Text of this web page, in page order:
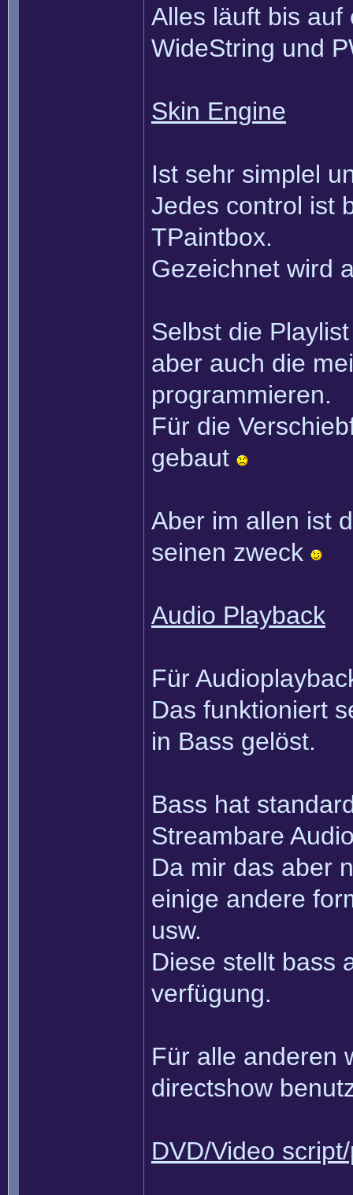
Alles läuft bis
WideString und
Skin Engine
Ist sehr simplel
Jedes control ist
TPaintbox.
Gezeichnet wird
Selbst die
aber auch die
programmieren.
Für die
gebaut
Aber im allen ist
seinen zweck
Audio Playback
Für
Das funktioniert
in Bass gelöst.
Bass hat
Streambare
Da mir das aber
einige andere
usw.
Diese stellt bass
verfügung.
Für alle anderen
directshow
DVD/Video